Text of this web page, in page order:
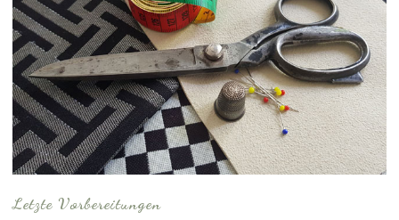
Letzte Vorbereitungen